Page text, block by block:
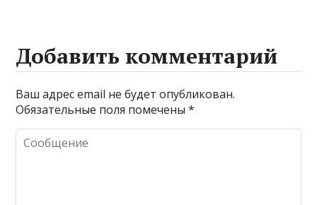
Добавить комментарий
Ваш адрес email не будет опубликован.
Обязательные поля помечены*